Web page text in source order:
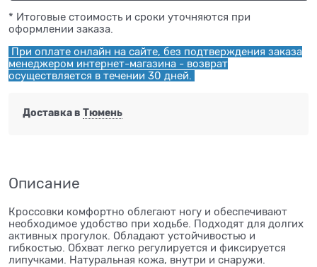
* Итоговые стоимость и сроки уточняются при
оформлении заказа.
При оплате онлайн на сайте, без подтверждения заказа
менеджером интернет-магазина - возврат
осуществляется в течении 30 дней.
Доставка в Тюмень
Описание
Кроссовки комфортно облегают ногу и обеспечивают
необходимое удобство при ходьбе. Подходят для долгих
активных прогулок. Обладают устойчивостью и
гибкостью. Обхват легко регулируется и фиксируется
липучками. Натуральная кожа, внутри и снаружи.